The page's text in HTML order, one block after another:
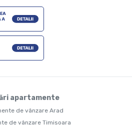
apartamente
de vânzare Arad
de vânzare Timisoara